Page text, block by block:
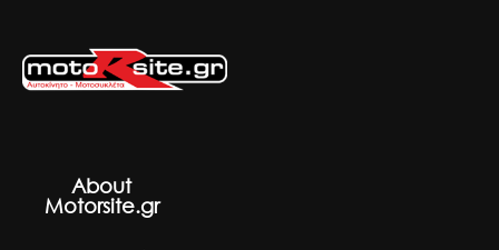
About
Motorsite.gr